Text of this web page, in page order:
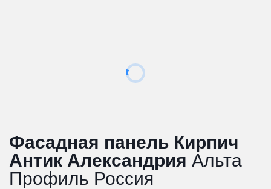
Фасадная панель Кирпич
Антик Александрия Альта
Профиль Россия